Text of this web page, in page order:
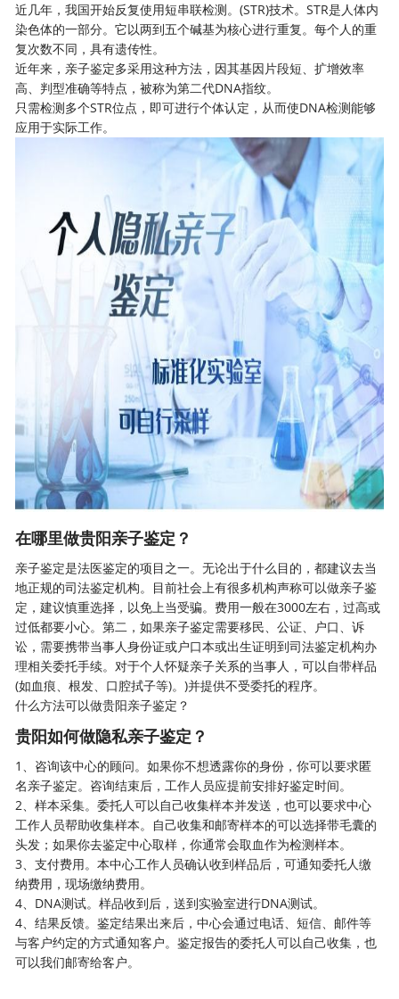
近几年，我国开始反复使用短串联检测。(STR)技术。STR是人体内
染色体的一部分。它以两到五个碱基为核心进行重复。每个人的重
复次数不同，具有遗传性。
近年来，亲子鉴定多采用这种方法，因其基因片段短、扩增效率
高、判型准确等特点，被称为第二代DNA指纹。
只需检测多个STR位点，即可进行个体认定，从而使DNA检测能够
应用于实际工作。
在哪里做贵阳亲子鉴定？
亲子鉴定是法医鉴定的项目之一。无论出于什么目的，都建议去当
地正规的司法鉴定机构。目前社会上有很多机构声称可以做亲子鉴
定，建议慎重选择，以免上当受骗。费用一般在3000左右，过高或
过低都要小心。第二，如果亲子鉴定需要移民、公证、户口、诉
讼，需要携带当事人身份证或户口本或出生证明到司法鉴定机构办
理相关委托手续。对于个人怀疑亲子关系的当事人，可以自带样品
(如血痕、根发、口腔拭子等)。)并提供不受委托的程序。
什么方法可以做贵阳亲子鉴定？
贵阳如何做隐私亲子鉴定？
1、咨询该中心的顾问。如果你不想透露你的身份，你可以要求匿
名亲子鉴定。咨询结束后，工作人员应提前安排好鉴定时间。
2、样本采集。委托人可以自己收集样本并发送，也可以要求中心
工作人员帮助收集样本。自己收集和邮寄样本的可以选择带毛囊的
头发；如果你去鉴定中心取样，你通常会取血作为检测样本。
3、支付费用。本中心工作人员确认收到样品后，可通知委托人缴
纳费用，现场缴纳费用。
4、DNA测试。样品收到后，送到实验室进行DNA测试。
4、结果反馈。鉴定结果出来后，中心会通过电话、短信、邮件等
与客户约定的方式通知客户。鉴定报告的委托人可以自己收集，也
可以我们邮寄给客户。